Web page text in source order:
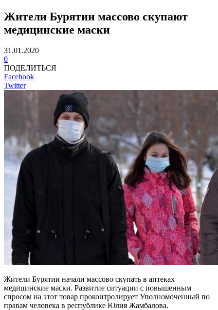
Жители Бурятии массово скупают
медицинские маски
31.01.2020
0
ПОДЕЛИТЬСЯ
Facebook
Twitter
Жители Бурятии начали массово скупать в аптеках
медицинские маски. Развитие ситуации с повышенным
спросом на этот товар проконтролирует Уполномоченный по
правам человека в республике Юлия Жамбалова.